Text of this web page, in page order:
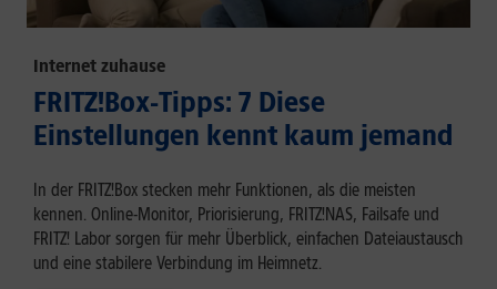
Internet zuhause
FRITZ!Box-Tipps: 7 Diese
Einstellungen kennt kaum jemand
In der FRITZ!Box stecken mehr Funktionen, als die meisten
kennen. Online-Monitor, Priorisierung, FRITZ!NAS, Failsafe und
FRITZ! Labor sorgen für mehr Überblick, einfachen Dateiaustausch
und eine stabilere Verbindung im Heimnetz.